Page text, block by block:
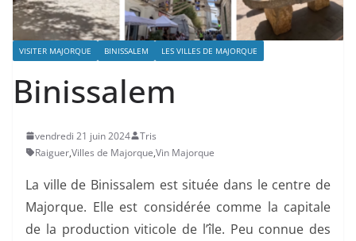
VISITER MAJORQUE BINISSALEM LES VILLES DE MAJORQUE
Binissalem
vendredi 21 juin 2024
Tris
Raiguer,Villes de Majorque,Vin Majorque
La ville de Binissalem est située dans le centre de
Majorque. Elle est considérée comme la capitale
de la production viticole de l’île. Peu connue des